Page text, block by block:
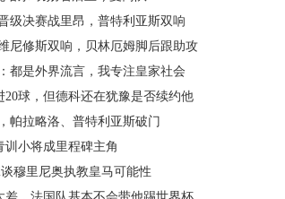
级决赛战里昂，普特利亚斯双响
尼修斯双响，贝林厄姆脚后跟助攻
都是外界流言，我专注皇家社会
球，但德科还在犹豫是否续约他
帕拉略洛、普特利亚斯破门
训小将成里程碑主角
穆里尼奥执教皇马可能性